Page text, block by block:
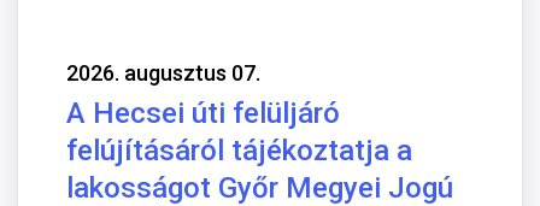
2026. augusztus 07.
A Hecsei úti felüljáró
felújításáról tájékoztatja a
lakosságot Győr Megyei Jogú